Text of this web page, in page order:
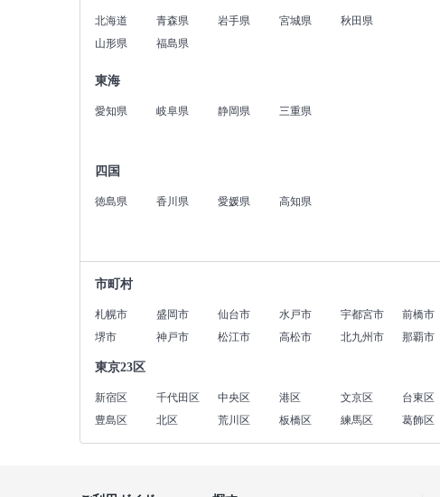
北海道 青森県 岩手県 宮城県
秋田県
山形県
福島県
東海
愛知県 岐阜県 静岡県 三重県
四国
徳島県 香川県 愛媛県 高知県
市町村
札幌市 盛岡市 仙台市 水戸市 宇都宮市 前橋市
堺市
神戸市 松江市 高松市 北九州市 那覇市
東京23区
新宿区 千代田区 中央区 港区 文京区 台東区
豊島区
北区 荒川区 板橋区 練馬区 葛飾区